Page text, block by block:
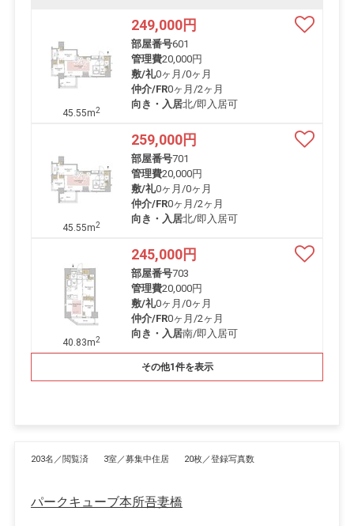
45.55m2
249,000円
部屋番号601
管理費20,000円
敷/礼0ヶ月 /0ヶ月
仲介/FR0ヶ月 /2ヶ月
向き・入居北/即入居可
45.55m2
259,000円
部屋番号701
管理費20,000円
敷/礼0ヶ月 /0ヶ月
仲介/FR0ヶ月 /2ヶ月
向き・入居北/即入居可
40.83m2
245,000円
部屋番号703
管理費20,000円
敷/礼0ヶ月 /0ヶ月
仲介/FR0ヶ月 /2ヶ月
向き・入居南/即入居可
その他1件を表示
203名／閲覧済 3室／募集中住居 20枚／登録写真数
パークキューブ本所吾妻橋